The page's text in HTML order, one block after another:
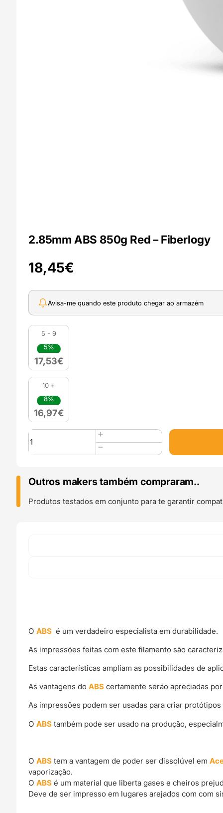
2.85mm ABS 850g Red – Fiberlogy
18,45€
Avisa-me quando este produto chegar ao armazém
5 - 9
5%
17,53€
10 +
8%
16,97€
Quantidade
de
2.85mm
850g
-
Outros makers também compraram..
Produtos testados em conjunto para te garantir
OABS é um verdadeiro especialista em durabilidade.
As impressões feitas com este filamento são
Estas características ampliam as possibilidades de
As vantagens doABS certamente serão apreciadas
As impressões podem ser usadas para criar
OABS também pode ser usado na produção,
OABS tem a vantagem de poder ser dissolúvel em
vaporização.
OABS é um material que liberta gases e cheiros
Deve de ser impresso em lugares arejados com com